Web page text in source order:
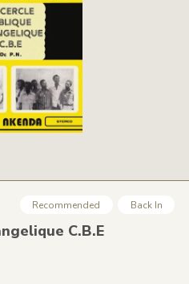
Recommended Back In
C.B.E